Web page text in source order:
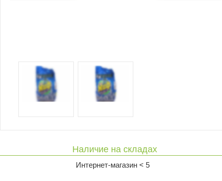
Наличие на складах
Интернет-магазин < 5